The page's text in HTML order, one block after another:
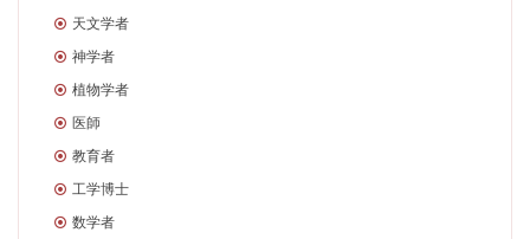
天文学者
神学者
植物学者
医師
教育者
工学博士
数学者